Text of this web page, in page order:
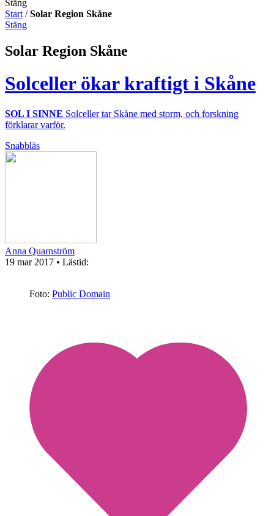
Stäng
Start /Solar Region Skåne
Stäng
Solar Region Skåne
Solceller ökar kraftigt i Skåne
SOL I SINNE Solceller tar Skåne med storm, och forskning
förklarar varför.
Snabbläs
Anna Quarnström
19 mar 2017 • Lästid:
Foto: Public Domain